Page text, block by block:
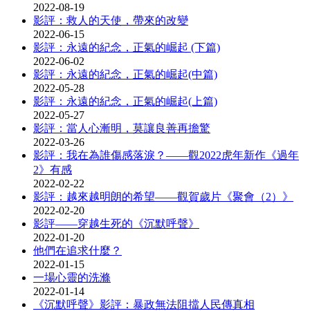
2022-08-19
影評：救人的天使，帶來的改變
2022-06-15
影評：永遠的紀念，正氣的崛起 (下篇)
2022-06-02
影評：永遠的紀念，正氣的崛起(中篇)
2022-05-28
影評：永遠的紀念，正氣的崛起(上篇)
2022-05-27
影評：當人心漸明，莫讓良善再擔驚
2022-03-26
影評：我在為誰傷感落淚？——觀2022虎年新作《過年
2》有感
2022-02-22
影評：越來越明朗的希望——觀賀歲片《聚會（2）》
2022-02-20
影評——穿越生死的《沉默呼聲》
2022-01-20
他們在追求什麼？
2022-01-15
一場心靈的洗滌
2022-01-14
《沉默呼聲》影評：暴政無法阻擋人民傳真相